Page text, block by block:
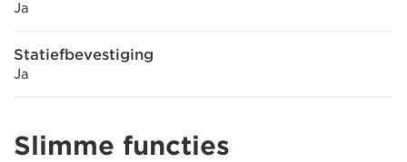
Ja
Statiefbevestiging
Ja
Slimme functies